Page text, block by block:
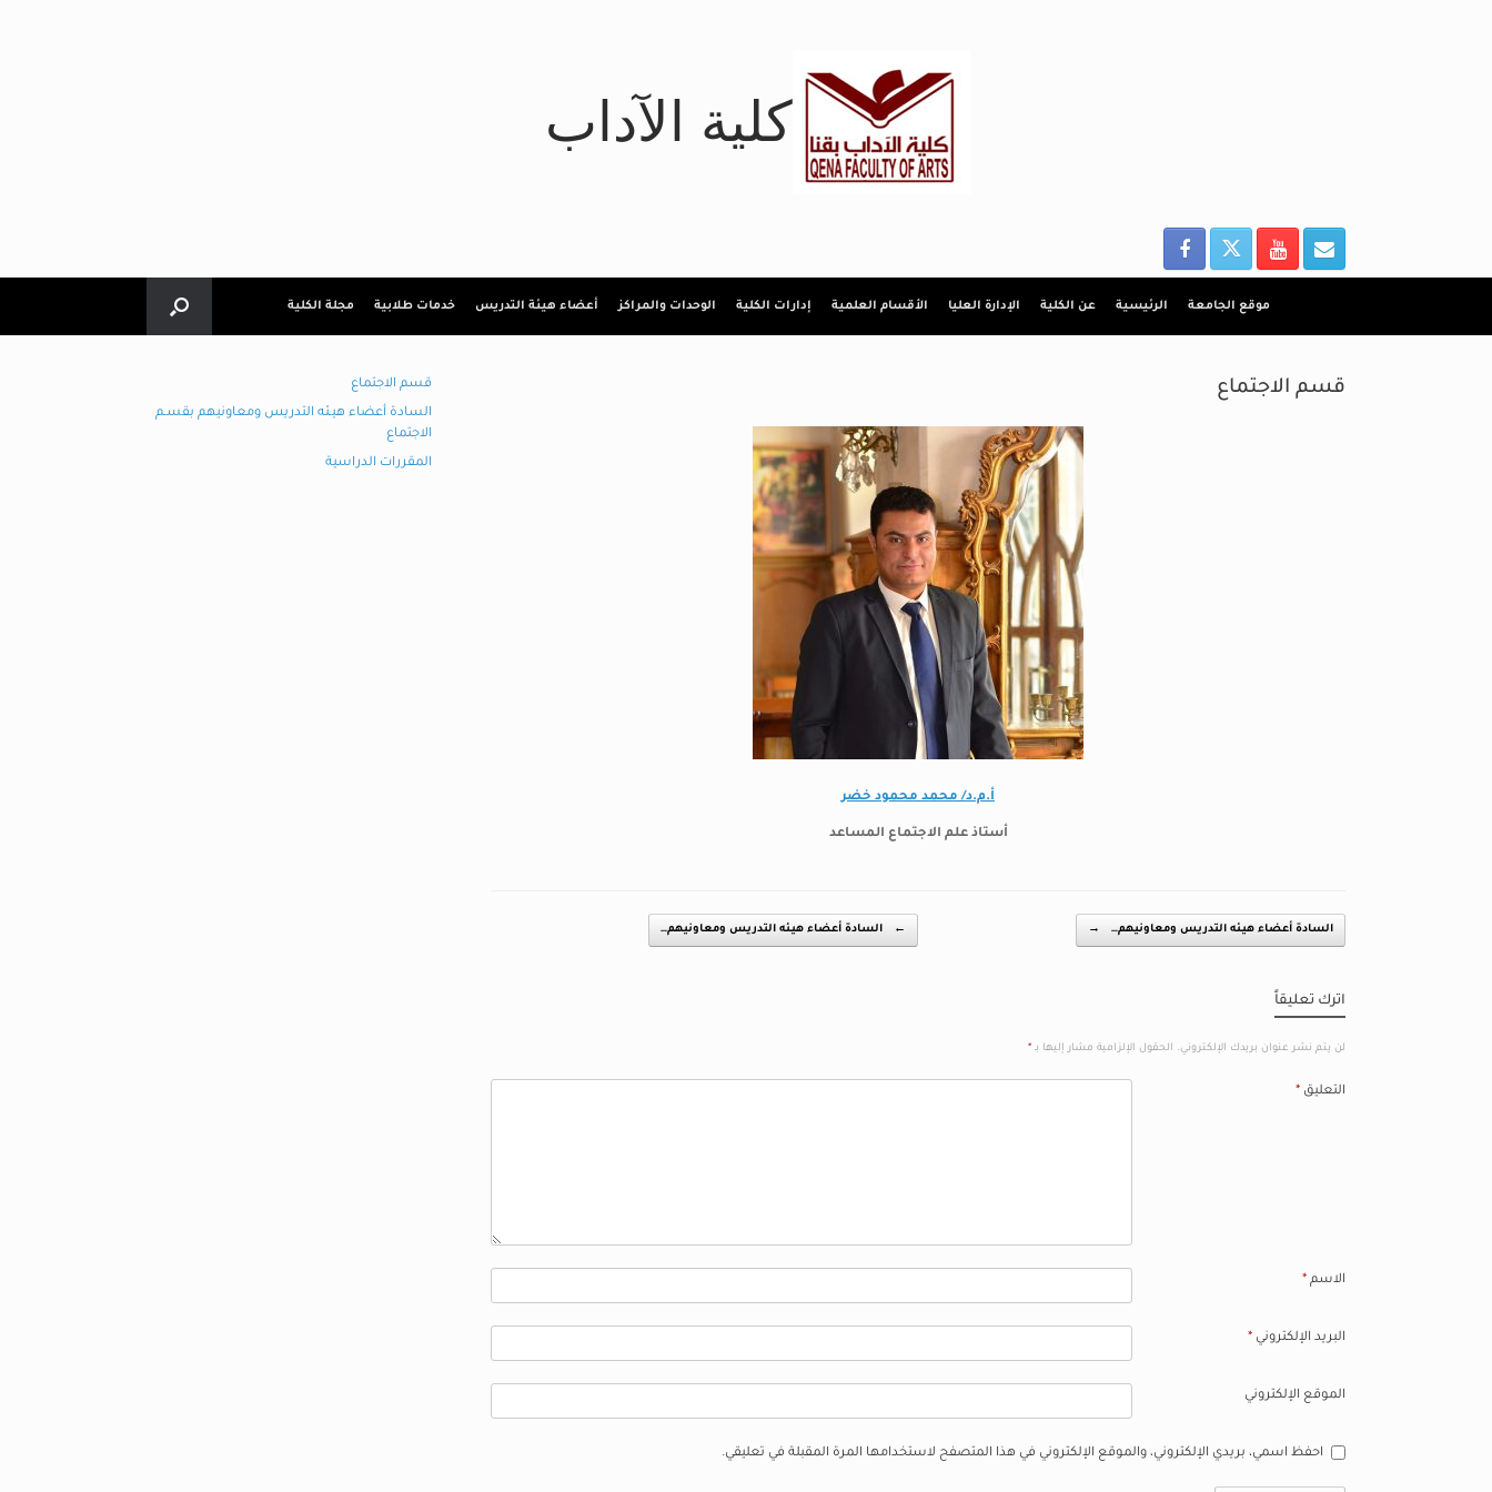
كلية الآداب
موقع الجامعة الرئيسية عن الكلية الإدارة العليا الأقسام العلمية إدارات الكلية الوحدات والمراكز أعضاء هيئة التدريس خدمات طلابية مجلة الكلية
قسم الاجتماع
أ.م.د/ محمد محمود خضر
أستاذ علم الاجتماع المساعد
Post navigation
← السادة أعضاء هيـئه التدريس ومعاونيهم… السادة أعضاء هيـئه التدريس ومعاونيهم… →
اترك تعليقاً
لن يتم نشر عنوان بريدك الإلكتروني. الحقول الإلزامية مشار إليها بـ *
التعليق *
الاسم *
البريد الإلكتروني *
الموقع الإلكتروني
احفظ اسمي، بريدي الإلكتروني، والموقع الإلكتروني في هذا المتصفح لاستخدامها المرة المقبلة في تعليقي.
قسم الاجتماع
السادة أعضاء هيـئه التدريس ومعاونيهم بقسـم
الاجتماع
المقررات الدراسية